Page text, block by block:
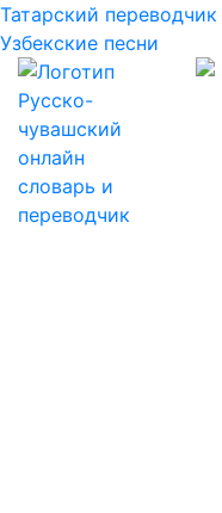
Татарский переводчик
Узбекские песни